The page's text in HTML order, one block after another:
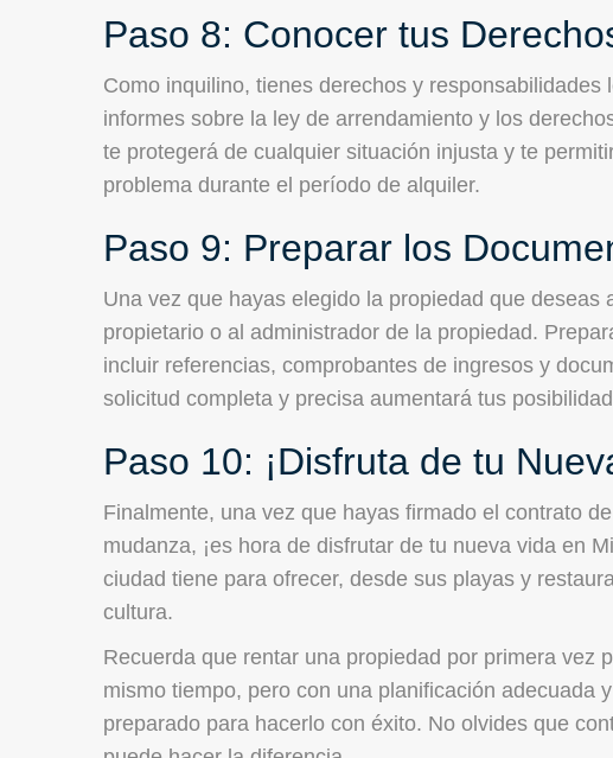
Paso 8: Conocer tus
Como inquilino, tienes derechos y
informes sobre la ley de arrendamiento y los
te protegerá de cualquier situación injusta y te
problema durante el período de alquiler.
Paso 9: Preparar los
Una vez que hayas elegido la propiedad que deseas
propietario o al administrador de la propiedad.
incluir referencias, comprobantes de ingresos y
solicitud completa y precisa aumentará tus
Paso 10: ¡Disfruta de tu
Finalmente, una vez que hayas firmado el contrato
mudanza, ¡es hora de disfrutar de tu nueva vida en
ciudad tiene para ofrecer, desde sus playas y
cultura.
Recuerda que rentar una propiedad por primera vez
mismo tiempo, pero con una planificación adecuada
preparado para hacerlo con éxito. No olvides que